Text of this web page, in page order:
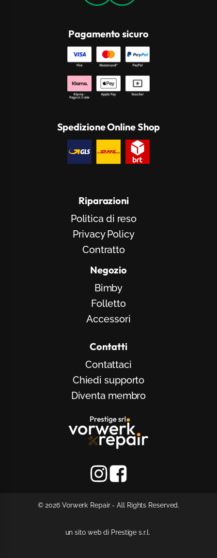
Pagamento sicuro
Visa Mastercard
PayPal
Pay
Spedizione Online Shop
Riparazioni
Politica di reso
Privacy Policy
Contratto
Negozio
Bimby
Folletto
Accessori
Contatti
Contattaci
Chiedi supporto
Diventa membro
© 2026 Vorwerk Repair - All Rights Reserved.
un sito web di Prestige s.r.l.